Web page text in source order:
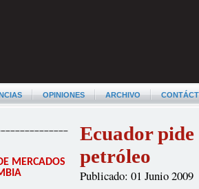
OPINIONES ARCHIVO
MERCADOS
Ecuador
petróleo
Publicado: 01 Junio 2009